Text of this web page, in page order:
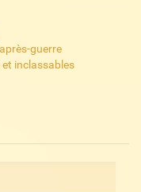
guerre
et inclassables